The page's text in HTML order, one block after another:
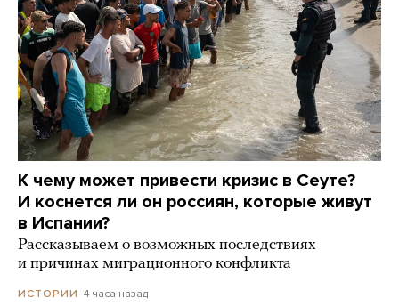
К чему может привести кризис в Сеуте?
И коснется ли он россиян, которые живут
в Испании?
Рассказываем о возможных последствиях
и причинах миграционного конфликта
ИСТОРИИ 4 часа назад